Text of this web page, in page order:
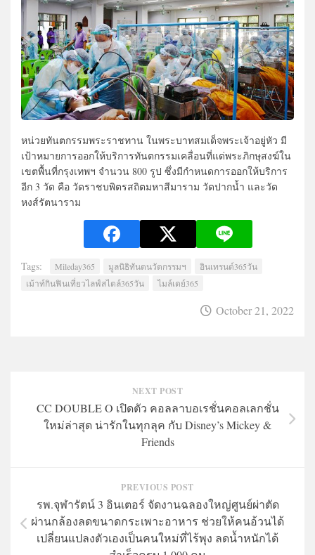
หน่วยทันตกรรมพระราชทาน ในพระบาทสมเด็จพระเจ้าอยู่หัว มี
เป้าหมายการออกให้บริการทันตกรรมเคลื่อนที่แด่พระภิกษุสงฆ์ใน
เขตพื้นที่กรุงเทพฯ จำนวน 800 รูป ซึ่งมีกำหนดการออกให้บริการ
อีก 3 วัด คือ วัดราชบพิตรสถิตมหาสีมาราม วัดปากน้ำ และวัด
หงส์รัตนาราม
Tags: Mileday365 มูลนิธิทันตนวัตกรรมฯ
อินเทรนด์365วัน
เม้าท์กินฟินเที่ยวไลฟ์สไตล์365วัน
ไมล์เดย์365
October 21, 2022
NEXT POST
CC DOUBLE O เปิดตัว คอลลาบอเรชั่นคอลเลกชั่น
ใหม่ล่าสุด น่ารักในทุกลุค กับ Disney’s Mickey &
Friends
PREVIOUS POST
รพ.จุฬารัตน์ 3 อินเตอร์ จัดงานฉลองใหญ่ศูนย์ผ่าตัด
ผ่านกล้องลดขนาดกระเพาะอาหาร ช่วยให้คนอ้วนได้
เปลี่ยนแปลงตัวเองเป็นคนใหม่ที่ไร้พุง ลดน้ำหนักได้